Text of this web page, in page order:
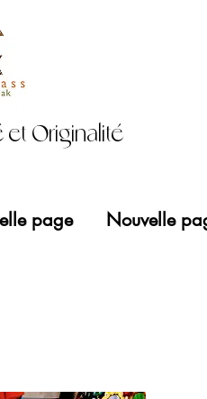
et Originalité
page Nouvelle